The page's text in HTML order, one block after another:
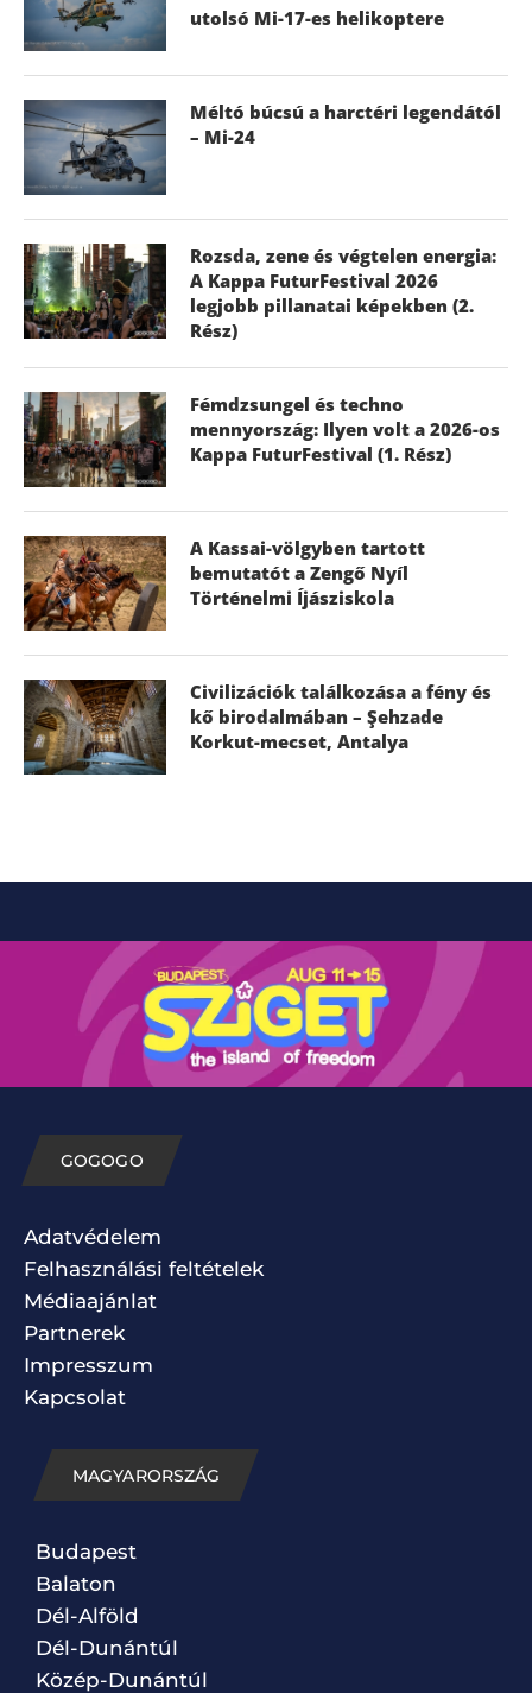
utolsó Mi-17-es helikoptere
Méltó búcsú a harctéri legendától
– Mi-24
Rozsda, zene és végtelen energia:
A Kappa FuturFestival 2026
legjobb pillanatai képekben (2.
Rész)
Fémdzsungel és techno
mennyország: Ilyen volt a 2026-os
Kappa FuturFestival (1. Rész)
A Kassai-völgyben tartott
bemutatót a Zengő Nyíl
Történelmi Íjásziskola
Civilizációk találkozása a fény és
kő birodalmában – Şehzade
Korkut-mecset, Antalya
GOGOGO
Adatvédelem
Felhasználási feltételek
Médiaajánlat
Partnerek
Impresszum
Kapcsolat
MAGYARORSZÁG
Budapest
Balaton
Dél-Alföld
Dél-Dunántúl
Közép-Dunántúl